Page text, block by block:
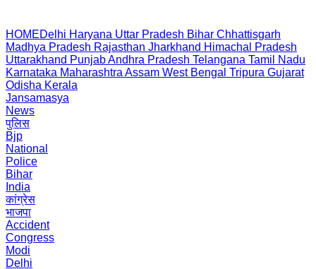
HOMEDelhi Haryana Uttar Pradesh Bihar Chhattisgarh
Madhya Pradesh Rajasthan Jharkhand Himachal Pradesh
Uttarakhand PunjabAndhra Pradesh Telangana Tamil Nadu
Karnataka Maharashtra Assam West Bengal Tripura Gujarat
Odisha Kerala
Jansamasya
News
पुलिस
Bjp
National
Police
Bihar
India
कांग्रेस
भाजपा
Accident
Congress
Modi
Delhi